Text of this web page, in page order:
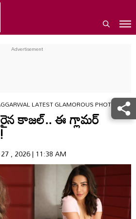
LATEST GLAMOROUS PHOTOS
కాజల్.. ఈ గ్లామర్
, 2026 | 11:38 AM